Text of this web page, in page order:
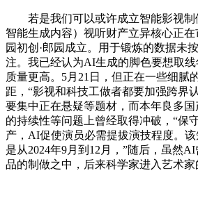
若是我们可以或许成立智能影视制
智能生成内容）视听财产立异核心正
园初创·郎园成立。用于锻炼的数据未
注。我已经认为AI生成的脚色要想取线
质量更高。5月21日，但正在一些细腻
距，“影视和科技工做者都要加强跨界
要集中正在悬疑等题材，而本年良多
的持续性等问题上曾经取得冲破，“保
产，AI促使演员必需提拔演技程度。
是从2024年9月到12月，”随后，虽然
品的制做之中，后来科学家进入艺术家